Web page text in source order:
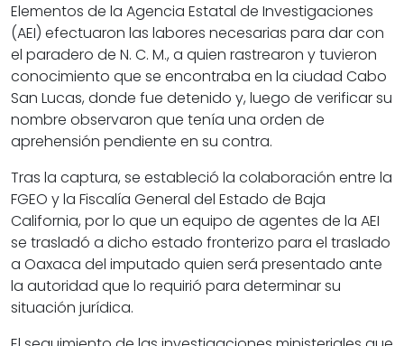
Elementos de la Agencia Estatal de Investigaciones
(AEI) efectuaron las labores necesarias para dar con
el paradero de N. C. M., a quien rastrearon y tuvieron
conocimiento que se encontraba en la ciudad Cabo
San Lucas, donde fue detenido y, luego de verificar su
nombre observaron que tenía una orden de
aprehensión pendiente en su contra.
Tras la captura, se estableció la colaboración entre la
FGEO y la Fiscalía General del Estado de Baja
California, por lo que un equipo de agentes de la AEI
se trasladó a dicho estado fronterizo para el traslado
a Oaxaca del imputado quien será presentado ante
la autoridad que lo requirió para determinar su
situación jurídica.